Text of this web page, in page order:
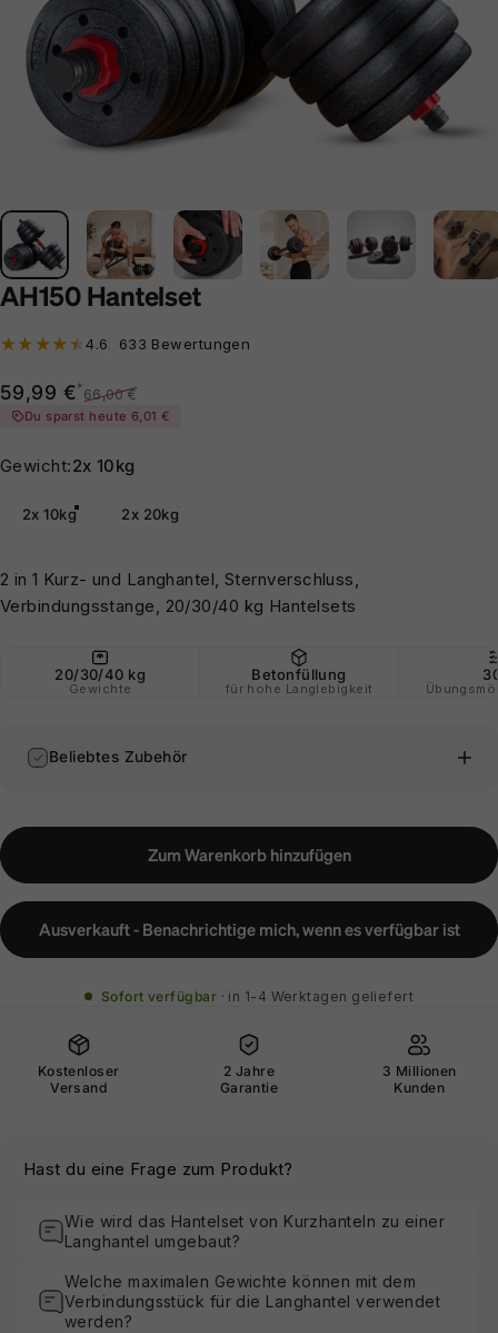
AH150 Hantelset
4.6 633 Bewertungen
Verkaufspreis
59,99 €*
Normaler Preis
66,00 €
Du sparst heute 6,01 €
Gewicht
Gewicht:2x 10kg
2x 10kg 2x 20kg
2 in 1 Kurz- und Langhantel, Sternverschluss,
Verbindungsstange, 20/30/40 kg Hantelsets
20/30/40 kg
Gewichte
Betonfüllung
für hohe Langlebigkeit
Beliebtes Zubehör
Zum Warenkorb hinzufügen
Ausverkauft - Benachrichtige mich, wenn es verfügbar ist
Sofort verfügbar in 1-4 Werktagen geliefert
Kostenloser
Versand
2 Jahre
Garantie
3 Millionen
Kunden
Hast du eine Frage zum Produkt?
Wie wird das Hantelset von Kurzhanteln zu einer
Langhantel umgebaut?
Welche maximalen Gewichte können mit dem
Verbindungsstück für die Langhantel verwendet
werden?